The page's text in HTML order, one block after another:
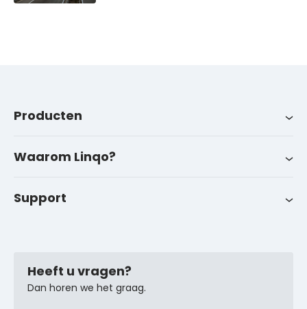
Producten
Branches
Waarom Linqo?
Werken bij Linqo
Succesverhalen
Support
Neem contact op met onze technische specialisten
Heeft u vragen?
Dan horen we het graag.